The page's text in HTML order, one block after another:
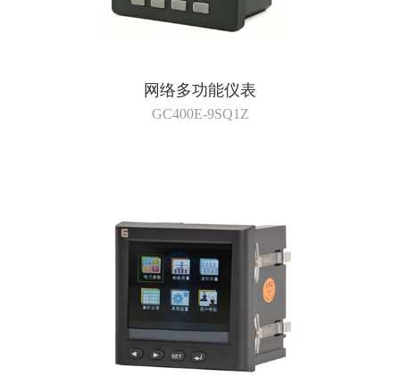
网络多功能仪表
GC400E-9SQ1Z